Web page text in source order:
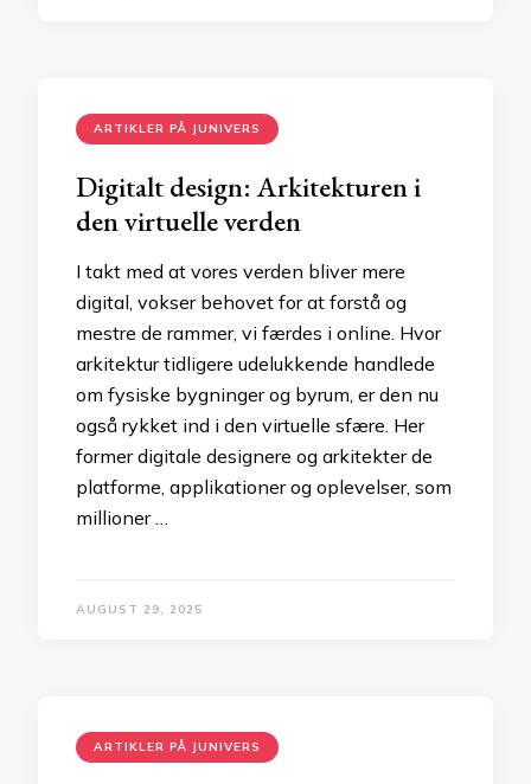
ARTIKLER PÅ JUNIVERS
Digitalt design: Arkitekturen i
den virtuelle verden
I takt med at vores verden bliver mere
digital, vokser behovet for at forstå og
mestre de rammer, vi færdes i online. Hvor
arkitektur tidligere udelukkende handlede
om fysiske bygninger og byrum, er den nu
også rykket ind i den virtuelle sfære. Her
former digitale designere og arkitekter de
platforme, applikationer og oplevelser, som
millioner …
AUGUST 29, 2025
ARTIKLER PÅ JUNIVERS